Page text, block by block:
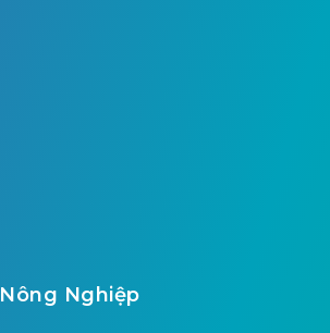
Nông Nghiệp